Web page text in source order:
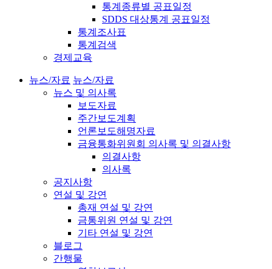
통계종류별 공표일정
SDDS 대상통계 공표일정
통계조사표
통계검색
경제교육
뉴스/자료 뉴스/자료
뉴스 및 의사록
보도자료
주간보도계획
언론보도해명자료
금융통화위원회 의사록 및 의결사항
의결사항
의사록
공지사항
연설 및 강연
총재 연설 및 강연
금통위원 연설 및 강연
기타 연설 및 강연
블로그
간행물